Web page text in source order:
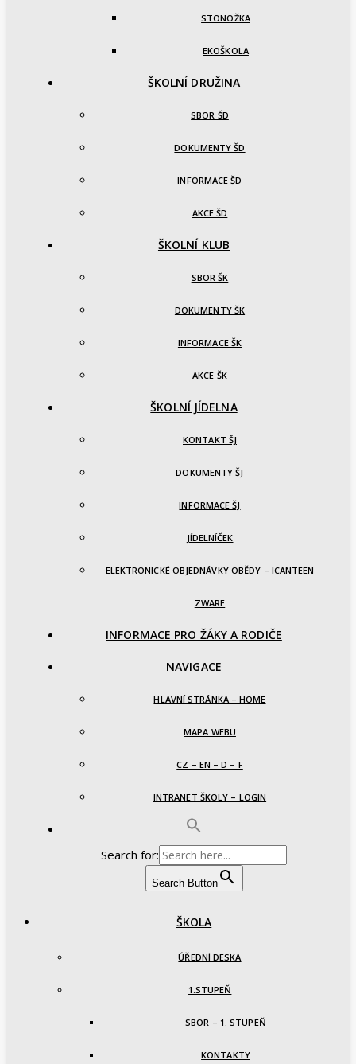
STONOŽKA
EKOŠKOLA
ŠKOLNÍ DRUŽINA
SBOR ŠD
DOKUMENTY ŠD
INFORMACE ŠD
AKCE ŠD
ŠKOLNÍ KLUB
SBOR ŠK
DOKUMENTY ŠK
INFORMACE ŠK
AKCE ŠK
ŠKOLNÍ JÍDELNA
KONTAKT ŠJ
DOKUMENTY ŠJ
INFORMACE ŠJ
JÍDELNÍČEK
ELEKTRONICKÉ OBJEDNÁVKY OBĚDY – ICANTEEN
ZWARE
INFORMACE PRO ŽÁKY A RODIČE
NAVIGACE
HLAVNÍ STRÁNKA – HOME
MAPA WEBU
CZ – EN – D – F
INTRANET ŠKOLY – LOGIN
Search for:
Search Button
ŠKOLA
ÚŘEDNÍ DESKA
1.STUPEŇ
SBOR – 1. STUPEŇ
KONTAKTY